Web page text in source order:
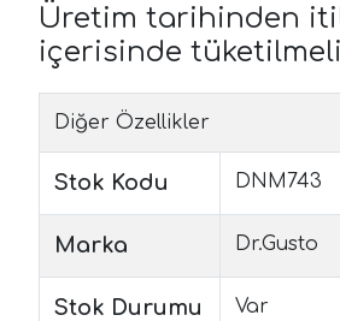
Üretim tarihinden
içerisinde
Diğer Özellikler
Stok Kodu DNM743
Marka Dr.Gusto
Stok Durumu Var